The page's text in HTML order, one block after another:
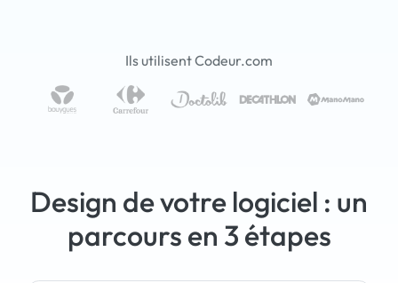
Ils utilisent Codeur.com
Design de votre logiciel : un
parcours en 3 étapes